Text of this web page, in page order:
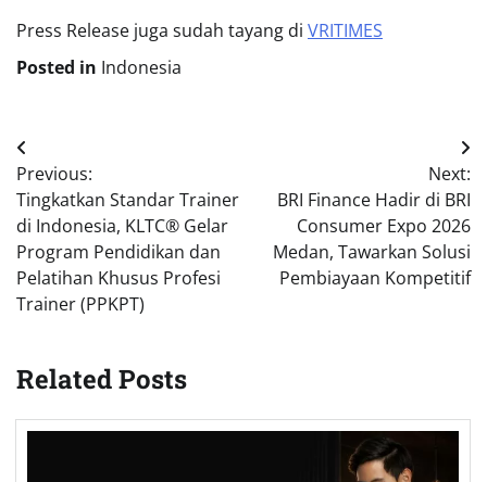
Press Release juga sudah tayang di VRITIMES
Posted in Indonesia
Post
navigation
Previous:
Tingkatkan Standar Trainer
di Indonesia, KLTC® Gelar
Program Pendidikan dan
Pelatihan Khusus Profesi
Trainer (PPKPT)
Next:
BRI Finance Hadir di BRI
Consumer Expo 2026
Medan, Tawarkan Solusi
Pembiayaan Kompetitif
Related Posts